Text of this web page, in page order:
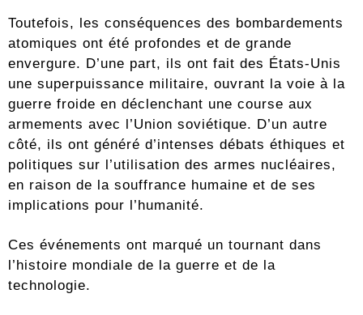
Toutefois, les conséquences des bombardements
atomiques ont été profondes et de grande
envergure. D’une part, ils ont fait des États-Unis
une superpuissance militaire, ouvrant la voie à la
guerre froide en déclenchant une course aux
armements avec l’Union soviétique. D’un autre
côté, ils ont généré d’intenses débats éthiques et
politiques sur l’utilisation des armes nucléaires,
en raison de la souffrance humaine et de ses
implications pour l’humanité.
Ces événements ont marqué un tournant dans
l’histoire mondiale de la guerre et de la
technologie.